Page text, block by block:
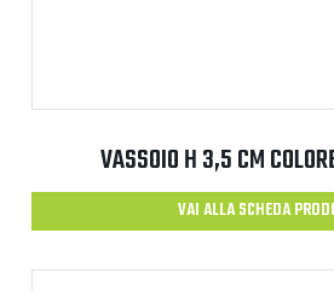
VASSOIO H 3,5 CM
VAI ALLA SCHEDA